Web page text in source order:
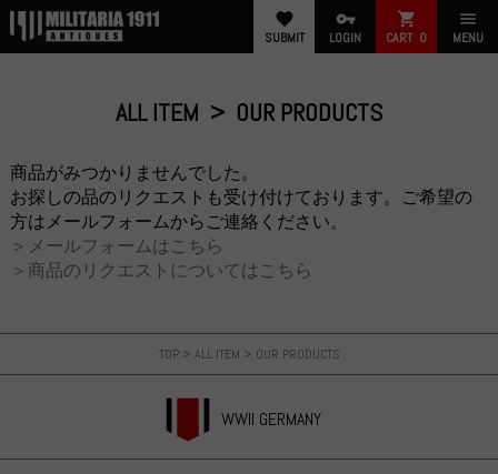
favorite
SUBMIT
vpn_key
LOGIN
shopping_cart
CART 0
menu
MENU
TOP> ALL ITEM > OUR PRODUCTS
WWII GERMANY
ALL ITEM OUR PRODUCTS
商品がみつかりませんでした。
お探しの品のリクエストも受け付けております。ご希望の
方はメールフォームからご連絡ください。
＞メールフォームはこちら
＞商品のリクエストについてはこちら